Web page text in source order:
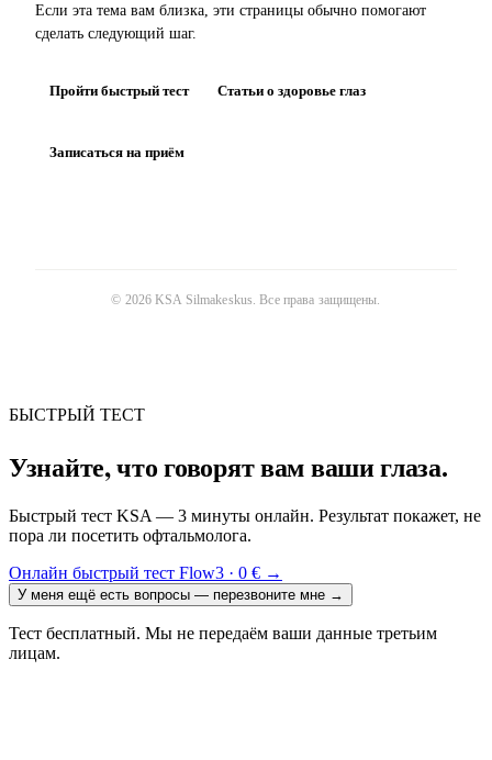
Если эта тема вам близка, эти страницы обычно помогают
сделать следующий шаг.
Пройти быстрый тест Статьи о здоровье глаз
Записаться на приём
© 2026 KSA Silmakeskus . Все права защищены.
БЫСТРЫЙ ТЕСТ
Узнайте, что говорят вам ваши глаза.
Быстрый тест KSA — 3 минуты онлайн. Результат покажет, не
пора ли посетить офтальмолога.
Онлайн быстрый тест Flow3 · 0 € →
У меня ещё есть вопросы — перезвоните мне →
Тест бесплатный. Мы не передаём ваши данные третьим
лицам.